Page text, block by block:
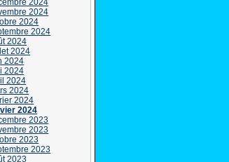
2024
2024
2024
2024
2024
2024
2024
2024
2024
2024
2024
2023
2023
2023
2023
2023